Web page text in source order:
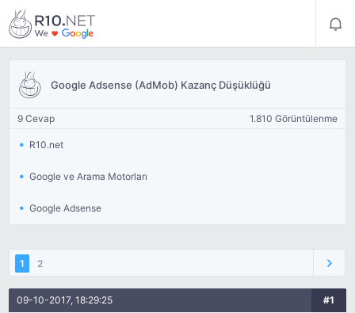
Google Adsense (AdMob) Kazanç Düşüklüğü
9 Cevap 1.810 Görüntülenme
R10.net
Google ve Arama Motorları
Google Adsense
1 2
09-10-2017, 18:29:25 #1